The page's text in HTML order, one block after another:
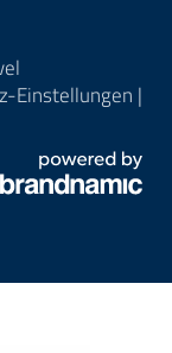
Einstellungen |